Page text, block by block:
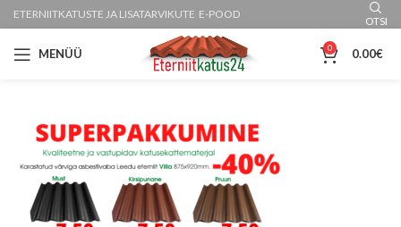
ETERNIITKATUSTE JA LISATARVIKUTE E-POOD
OTSI
MENÜÜ 0 0.00€